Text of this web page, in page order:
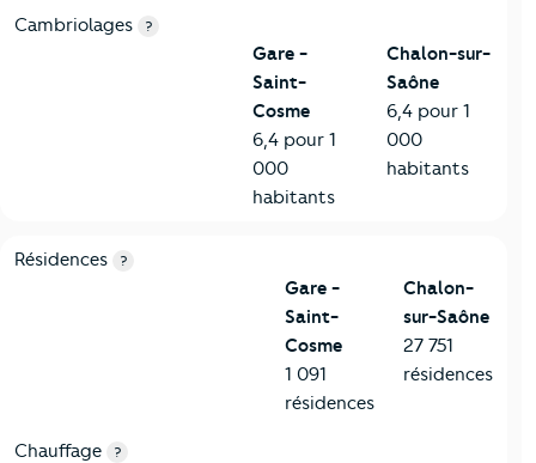
Cambriolages ?
Gare -
Saint-
Cosme
6,4 pour 1
000
habitants
Chalon-sur-
Saône
6,4 pour 1
000
habitants
8-Chauffage
Critères Gare - Saint-Cosme
Résidences ?
Gare -
Saint-
Cosme
1 091
résidences
Chalon-
sur-Saône
27 751
résidences
Chauffage
?